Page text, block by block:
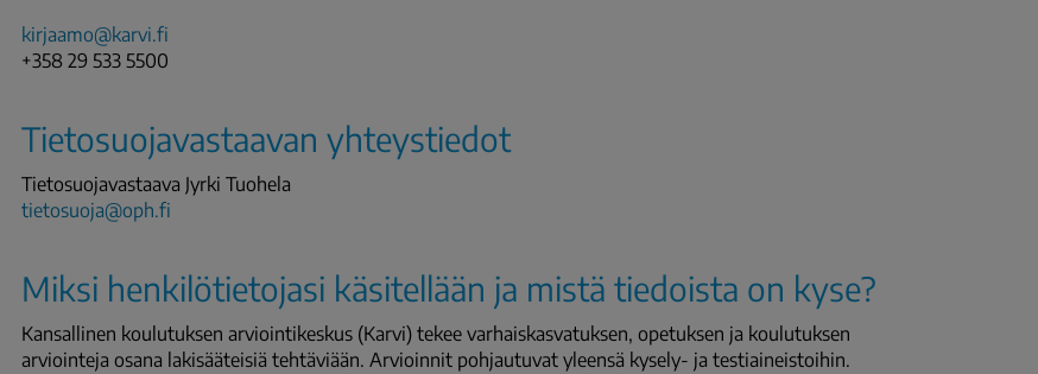
kirjaamo@karvi.fi
+358 29 533 5500
Tietosuojavastaavan yhteystiedot
Tietosuojavastaava Jyrki Tuohela
tietosuoja@oph.fi
Miksi henkilötietojasi käsitellään ja mistä tiedoista on kyse?
Kansallinen koulutuksen arviointikeskus (Karvi) tekee varhaiskasvatuksen, opetuksen ja koulutuksen
arviointeja osana lakisääteisiä tehtäviään. Arvioinnit pohjautuvat yleensä kysely- ja testiaineistoihin.